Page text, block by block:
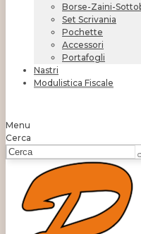
Borse-Zaini-
Set Scrivania
Pochette
Accessori
Portafogli
Nastri
Modulistica Fiscale
Menu
Cerca